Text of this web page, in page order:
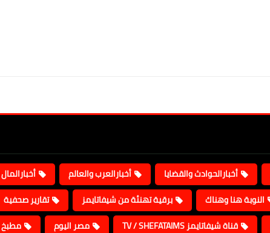
أخبارالحوادث والقضايا أخبارالعرب والعالم
النوبة هنا وهناك برقية تهنئة من شيفاتايمز تقارير صحفية
قناة شيفاتايمز TV / SHEFATAIMS مصر اليوم مطبخ